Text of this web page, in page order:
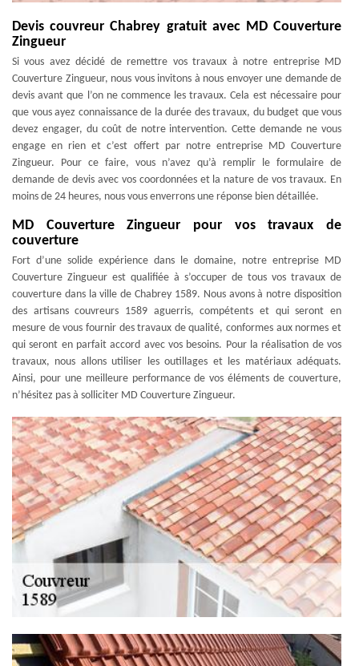
Devis couvreur Chabrey gratuit avec MD Couverture
Zingueur
Si vous avez décidé de remettre vos travaux à notre entreprise MD
Couverture Zingueur, nous vous invitons à nous envoyer une demande de
devis avant que l’on ne commence les travaux. Cela est nécessaire pour
que vous ayez connaissance de la durée des travaux, du budget que vous
devez engager, du coût de notre intervention. Cette demande ne vous
engage en rien et c’est offert par notre entreprise MD Couverture
Zingueur. Pour ce faire, vous n’avez qu’à remplir le formulaire de
demande de devis avec vos coordonnées et la nature de vos travaux. En
moins de 24 heures, nous vous enverrons une réponse bien détaillée.
MD Couverture Zingueur pour vos travaux de
couverture
Fort d’une solide expérience dans le domaine, notre entreprise MD
Couverture Zingueur est qualifiée à s’occuper de tous vos travaux de
couverture dans la ville de Chabrey 1589. Nous avons à notre disposition
des artisans couvreurs 1589 aguerris, compétents et qui seront en
mesure de vous fournir des travaux de qualité, conformes aux normes et
qui seront en parfait accord avec vos besoins. Pour la réalisation de vos
travaux, nous allons utiliser les outillages et les matériaux adéquats.
Ainsi, pour une meilleure performance de vos éléments de couverture,
n’hésitez pas à solliciter MD Couverture Zingueur.